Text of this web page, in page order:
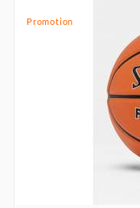
Promotion